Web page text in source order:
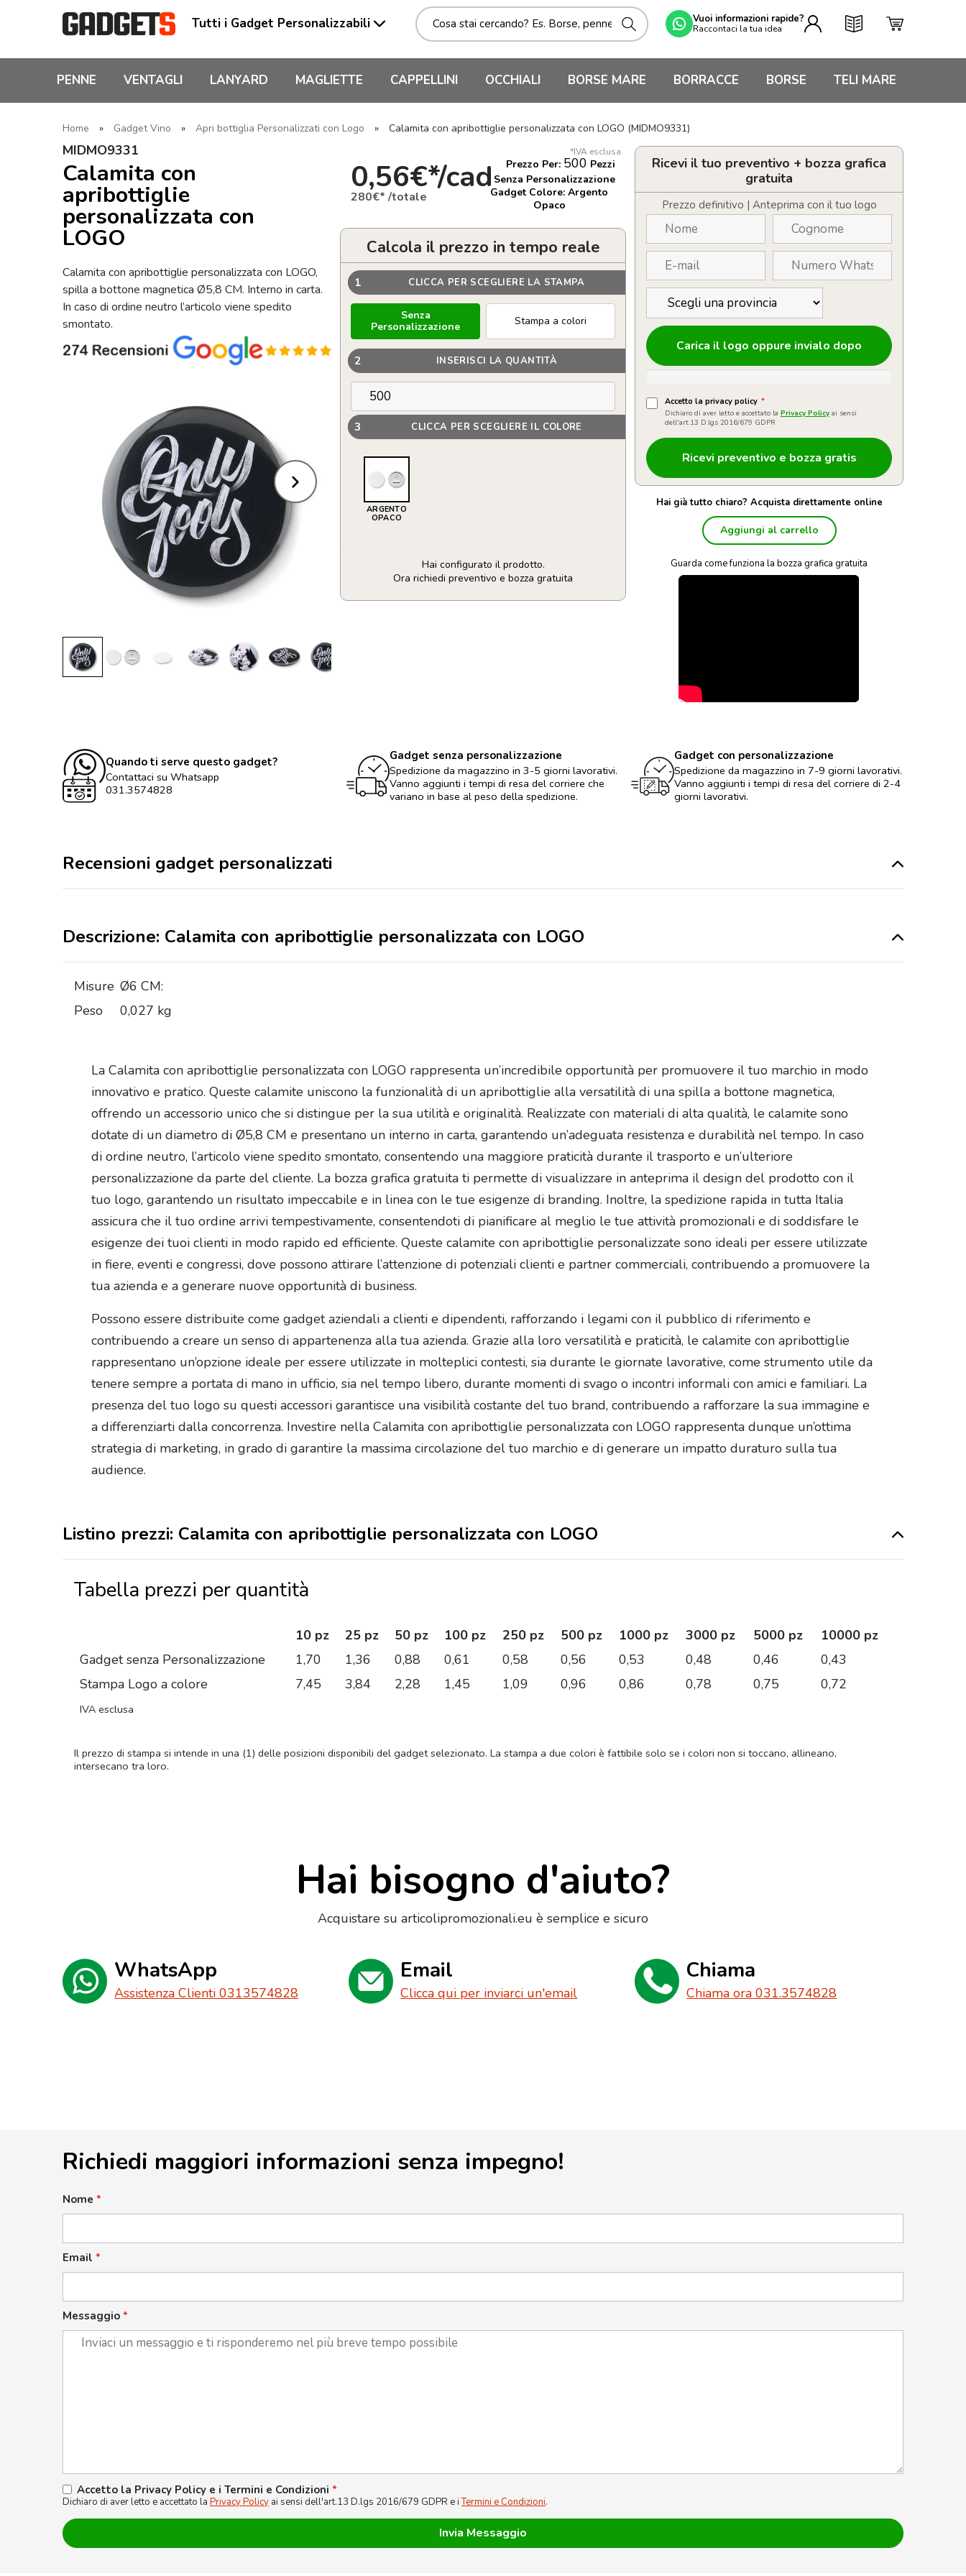
Tutti i Gadget Personalizzabili Vuoi informazioni rapide?
Raccontaci la tua idea
PENNE VENTAGLI LANYARD MAGLIETTE CAPPELLINI OCCHIALI BORSE MARE BORRACCE BORSE TELI MARE
Home » Gadget Vino » Apri bottiglia Personalizzati con Logo » Calamita con apribottiglie personalizzata con LOGO (MIDMO9331)
MIDMO9331
Calamita con
apribottiglie
personalizzata con
LOGO
Calamita con apribottiglie personalizzata con LOGO,
spilla a bottone magnetica Ø5,8 CM. Interno in carta.
In caso di ordine neutro l’articolo viene spedito
smontato.
*IVA esclusa
0,56€*/cad
280€* /totale
Prezzo Per: 500 Pezzi
Senza Personalizzazione
Gadget Colore: Argento
Opaco
Calcola il prezzo in tempo reale
1 CLICCA PER SCEGLIERE LA STAMPA
Senza
Personalizzazione
Stampa a colori
2 INSERISCI LA QUANTITÀ
3 CLICCA PER SCEGLIERE IL COLORE
ARGENTO
OPACO
Hai configurato il prodotto.
Ora richiedi preventivo e bozza gratuita
Calamita
Ricevi il tuo preventivo + bozza grafica
gratuita
Prezzo definitivo | Anteprima con il tuo logo
Carica il logo oppure invialo dopo
Accetto la privacy policy *
Dichiaro di aver letto e accettato la Privacy Policy ai sensi
dell'art.13 D.lgs 2016/679 GDPR
Hai già tutto chiaro? Acquista direttamente online
Aggiungi al carrello
Guarda come funziona la bozza grafica gratuita
Quando ti serve questo gadget?
Contattaci su Whatsapp
031.3574828
Gadget senza personalizzazione
Spedizione da magazzino in 3-5 giorni lavorativi.
Vanno aggiunti i tempi di resa del corriere che
variano in base al peso della spedizione.
Gadget con personalizzazione
Spedizione da magazzino in 7-9 giorni lavorativi.
Vanno aggiunti i tempi di resa del corriere di 2-4
giorni lavorativi.
Recensioni gadget personalizzati
Descrizione: Calamita con apribottiglie personalizzata con LOGO
Misure Ø6 CM:
Peso
0,027 kg
La Calamita con apribottiglie personalizzata con LOGO rappresenta un’incredibile opportunità per promuovere il tuo marchio in modo
innovativo e pratico. Queste calamite uniscono la funzionalità di un apribottiglie alla versatilità di una spilla a bottone magnetica,
offrendo un accessorio unico che si distingue per la sua utilità e originalità. Realizzate con materiali di alta qualità, le calamite sono
dotate di un diametro di Ø5,8 CM e presentano un interno in carta, garantendo un’adeguata resistenza e durabilità nel tempo. In caso
di ordine neutro, l’articolo viene spedito smontato, consentendo una maggiore praticità durante il trasporto e un’ulteriore
personalizzazione da parte del cliente. La bozza grafica gratuita ti permette di visualizzare in anteprima il design del prodotto con il
tuo logo, garantendo un risultato impeccabile e in linea con le tue esigenze di branding. Inoltre, la spedizione rapida in tutta Italia
assicura che il tuo ordine arrivi tempestivamente, consentendoti di pianificare al meglio le tue attività promozionali e di soddisfare le
esigenze dei tuoi clienti in modo rapido ed efficiente. Queste calamite con apribottiglie personalizzate sono ideali per essere utilizzate
in fiere, eventi e congressi, dove possono attirare l’attenzione di potenziali clienti e partner commerciali, contribuendo a promuovere la
tua azienda e a generare nuove opportunità di business.
Possono essere distribuite come gadget aziendali a clienti e dipendenti, rafforzando i legami con il pubblico di riferimento e
contribuendo a creare un senso di appartenenza alla tua azienda. Grazie alla loro versatilità e praticità, le calamite con apribottiglie
rappresentano un’opzione ideale per essere utilizzate in molteplici contesti, sia durante le giornate lavorative, come strumento utile da
tenere sempre a portata di mano in ufficio, sia nel tempo libero, durante momenti di svago o incontri informali con amici e familiari. La
presenza del tuo logo su questi accessori garantisce una visibilità costante del tuo brand, contribuendo a rafforzare la sua immagine e
a differenziarti dalla concorrenza. Investire nella Calamita con apribottiglie personalizzata con LOGO rappresenta dunque un’ottima
strategia di marketing, in grado di garantire la massima circolazione del tuo marchio e di generare un impatto duraturo sulla tua
audience.
Listino prezzi: Calamita con apribottiglie personalizzata con LOGO
Tabella prezzi per quantità
10 pz 25 pz 50 pz 100 pz 250 pz 500 pz 1000 pz 3000 pz 5000 pz
10000 pz
Gadget senza Personalizzazione
1,70 1,36 0,88 0,61 0,58 0,56 0,53 0,48 0,46
0,43
Stampa Logo a colore
7,45 3,84 2,28 1,45 1,09 0,96 0,86 0,78 0,75 0,72
IVA esclusa
Il prezzo di stampa si intende in una (1) delle posizioni disponibili del gadget selezionato. La stampa a due colori è fattibile solo se i colori non si toccano, allineano,
intersecano tra loro.
Hai bisogno d'aiuto?
Acquistare su articolipromozionali.eu è semplice e sicuro
WhatsApp
Assistenza Clienti 0313574828
Email
Clicca qui per inviarci un'email
Chiama
Chiama ora 031.3574828
Richiedi maggiori informazioni senza impegno!
Nome *
Email *
Messaggio *
Accetto la Privacy Policy e i Termini e Condizioni *
Dichiaro di aver letto e accettato la Privacy Policy ai sensi dell'art.13 D.lgs 2016/679 GDPR e iTermini e Condizioni.